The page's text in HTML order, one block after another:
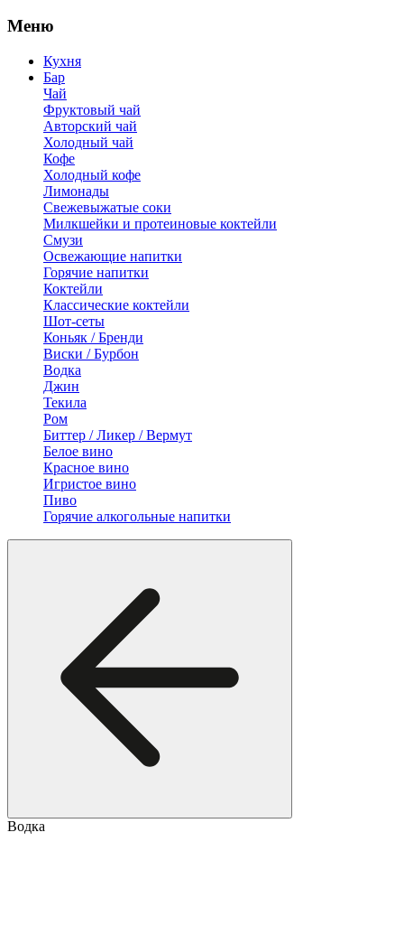
Меню
Кухня
Бар
Чай
Фруктовый чай
Авторский чай
Холодный чай
Кофе
Холодный кофе
Лимонады
Свежевыжатые соки
Милкшейки и протеиновые коктейли
Смузи
Освежающие напитки
Горячие напитки
Коктейли
Классические коктейли
Шот-сеты
Коньяк / Бренди
Виски / Бурбон
Водка
Джин
Текила
Ром
Биттер / Ликер / Вермут
Белое вино
Красное вино
Игристое вино
Пиво
Горячие алкогольные напитки
Водка